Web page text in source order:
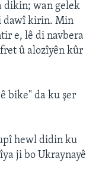
dikin; wan gelek
dawî kirin. Min
e, lê di navbera
û alozîyên kûr
bike" da ku şer
hewl didin ku
ji bo Ukraynayê